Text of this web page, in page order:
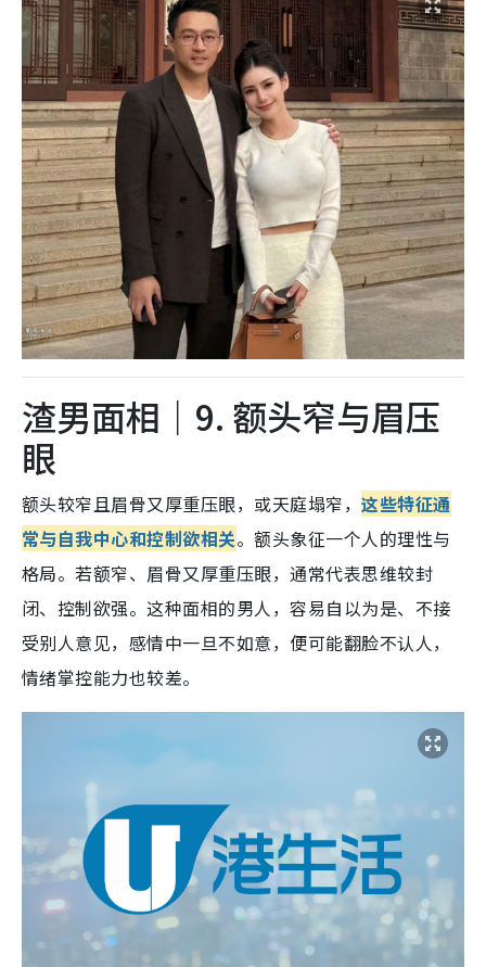
渣男面相｜9. 额头窄与眉压
眼
额头较窄且眉骨又厚重压眼，或天庭塌窄，这些特征通
常与自我中心和控制欲相关。额头象征一个人的理性与
格局。若额窄、眉骨又厚重压眼，通常代表思维较封
闭、控制欲强。这种面相的男人，容易自以为是、不接
受别人意见，感情中一旦不如意，便可能翻脸不认人，
情绪掌控能力也较差。